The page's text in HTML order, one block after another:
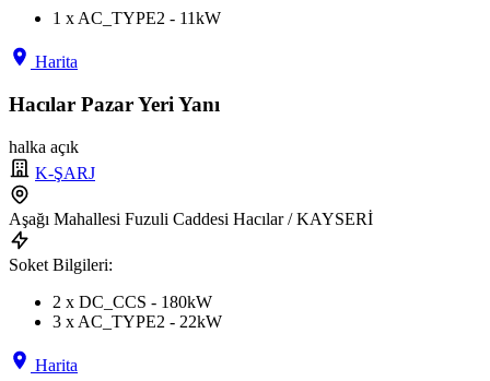
1 x AC_TYPE2 - 11kW
Harita
Hacılar Pazar Yeri Yanı
halka açık
K-ŞARJ
Aşağı Mahallesi Fuzuli Caddesi Hacılar / KAYSERİ
Soket Bilgileri:
2 x DC_CCS - 180kW
3 x AC_TYPE2 - 22kW
Harita